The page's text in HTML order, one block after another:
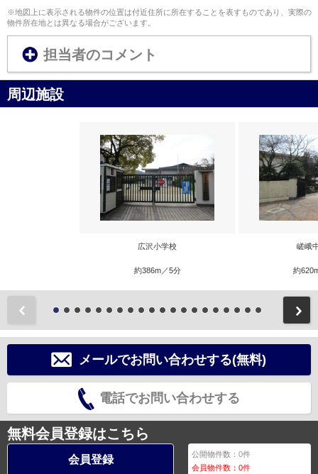
※地図上に表示される物件の位置は付近住所に所在することを表すものであり、実際の
物件所在地とは異なる場合がございます。
担当者のコメント
周辺施設
広沢小学校
約386m／5分
嵯峨
約
メールでお問い合わせする(無料)
電話でお問い合わせする
無料会員登録はこちら
会員登録 公開物件数：0件
会員物件数：0件